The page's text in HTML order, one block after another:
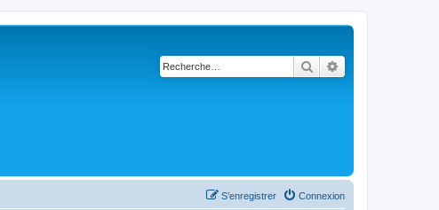
Rechercher
Connexion
S’enregistrer